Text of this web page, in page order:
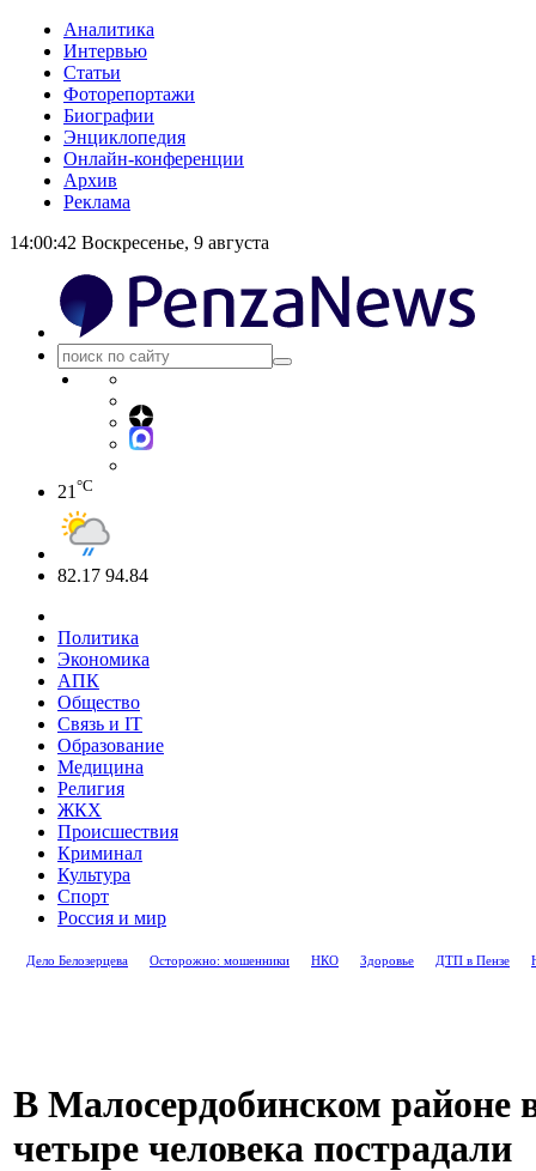
Аналитика
Интервью
Статьи
Фоторепортажи
Биографии
Энциклопедия
Онлайн-конференции
Архив
Реклама
14:00:42 Воскресенье, 9 августа
21 °C
82.17 94.84
Политика
Экономика
АПК
Общество
Связь и IT
Образование
Медицина
Религия
ЖКХ
Происшествия
Криминал
Культура
Спорт
Россия и мир
Дело Белозерцева Осторожно: мошенники НКО Здоровье ДТП в Пензе
В Малосердобинском
четыре человека пострадали